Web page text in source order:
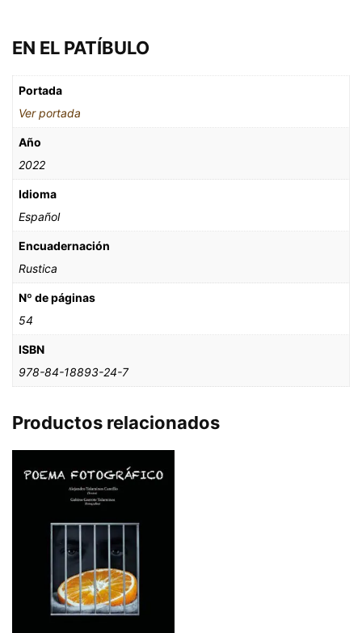
EN EL PATÍBULO
Portada
Ver portada
Año
2022
Idioma
Español
Encuadernación
Rustica
Nº de páginas
54
ISBN
978-84-18893-24-7
Productos relacionados